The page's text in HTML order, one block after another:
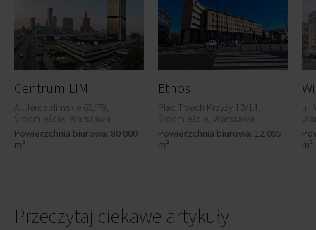
Centrum LIM
Al. Jerozolimskie 65/79,
Śródmieście, Warszawa
Powierzchnia biurowa: 80 000
m²
Ethos
Plac Trzech Krzyży 10/14,
Śródmieście, Warszawa
Powierzchnia biurowa: 12 095
m²
ul.
m²
Przeczytaj ciekawe artykuły